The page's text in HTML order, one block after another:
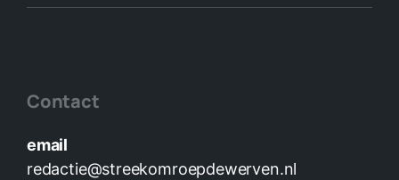
Contact
email
redactie@streekomroepdewerven.nl